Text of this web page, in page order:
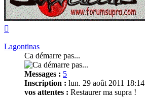
Lagontinas
Ca démarre pas...
Messages : 5
Inscription : lun. 29 août 2011 18:14
vos attentes : Restaurer ma supra !